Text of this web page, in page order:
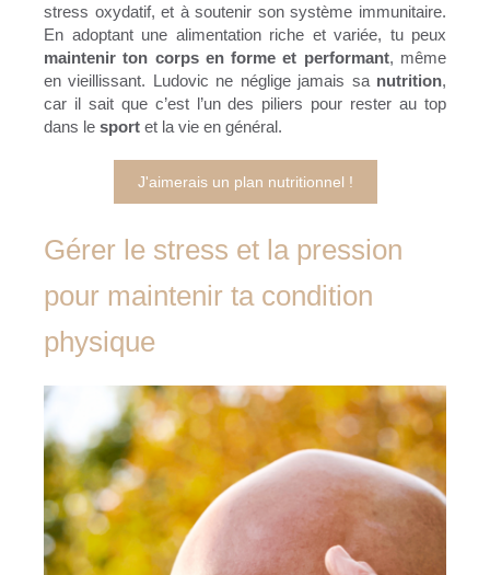
stress oxydatif, et à soutenir son système immunitaire.
En adoptant une alimentation riche et variée, tu peux
maintenir ton corps en forme et performant, même
en vieillissant. Ludovic ne néglige jamais sa nutrition,
car il sait que c’est l’un des piliers pour rester au top
dans le sport et la vie en général.
J'aimerais un plan nutritionnel !
Gérer le stress et la pression
pour maintenir ta condition
physique